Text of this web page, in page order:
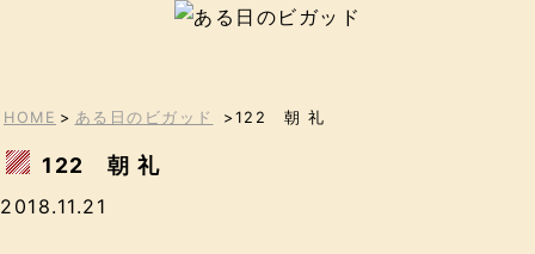
HOME > ある日のビガッド >122 朝 礼
122 朝 礼
2018.11.21